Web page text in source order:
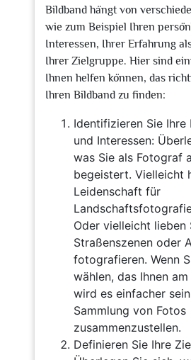
Bildband hängt von
wie zum Beispiel Ihren
Interessen, Ihrer Erfahrung
Ihrer Zielgruppe. Hier sind
Ihnen helfen können, das
Ihren Bildband zu finden:
Identifizieren Sie Ihre
und Interessen:
was Sie als Fotograf
begeistert. Vielleicht
Leidenschaft für
Oder vielleicht lieben
Straßenszenen oder
fotografieren. Wenn
wählen, das Ihnen
wird es einfacher
Sammlung von Fotos
zusammenzustellen.
Definieren Sie Ihre